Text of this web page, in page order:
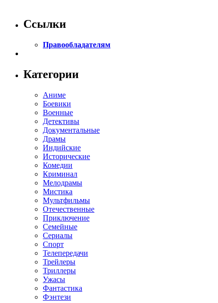
Ссылки
Правообладателям
Категории
Аниме
Боевики
Военные
Детективы
Документальные
Драмы
Индийские
Исторические
Комедии
Криминал
Мелодрамы
Мистика
Мультфильмы
Отечественные
Приключение
Семейные
Сериалы
Спорт
Телепередачи
Трейлеры
Триллеры
Ужасы
Фантастика
Фэнтези